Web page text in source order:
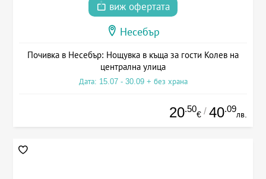
виж офертата
Несебър
Почивка в Несебър: Нощувка в къща за гости Колев на
централна улица
Дата: 15.07 - 30.09 + без храна
20.50
€ / 40.09
лв.